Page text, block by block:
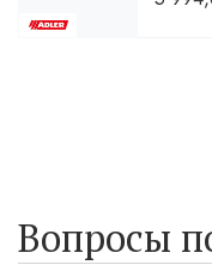
Вопросы